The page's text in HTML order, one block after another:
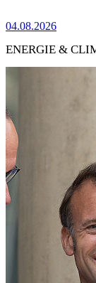
04.08.2026
ENERGIE &